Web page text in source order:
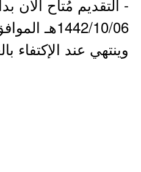
- التقديم مُتاح الآن بدأ
وينتهي عند الإكتفاء